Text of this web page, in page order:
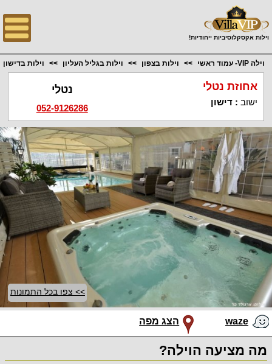
וילות אקסקלוסיביות ייחודיות!
וילה VIP- עמוד ראשי וילות בצפון וילות בגליל העליון וילות בדישון
אחוזת נטלי
ישוב :דישון
נטלי
052-9126286
>> צפו בכל התמונות
waze הצג מפה
מה מציעה הוילה?